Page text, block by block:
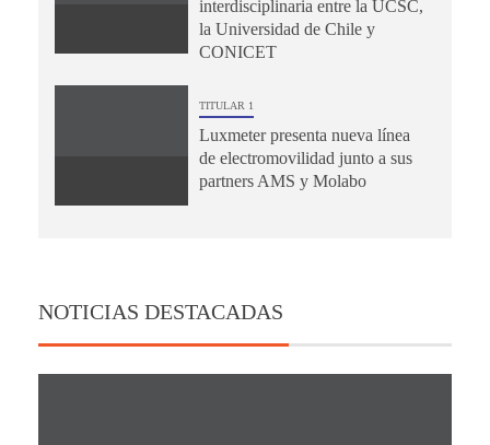
interdisciplinaria entre la UCSC,
la Universidad de Chile y
CONICET
TITULAR 1
Luxmeter presenta nueva línea
de electromovilidad junto a sus
partners AMS y Molabo
NOTICIAS DESTACADAS